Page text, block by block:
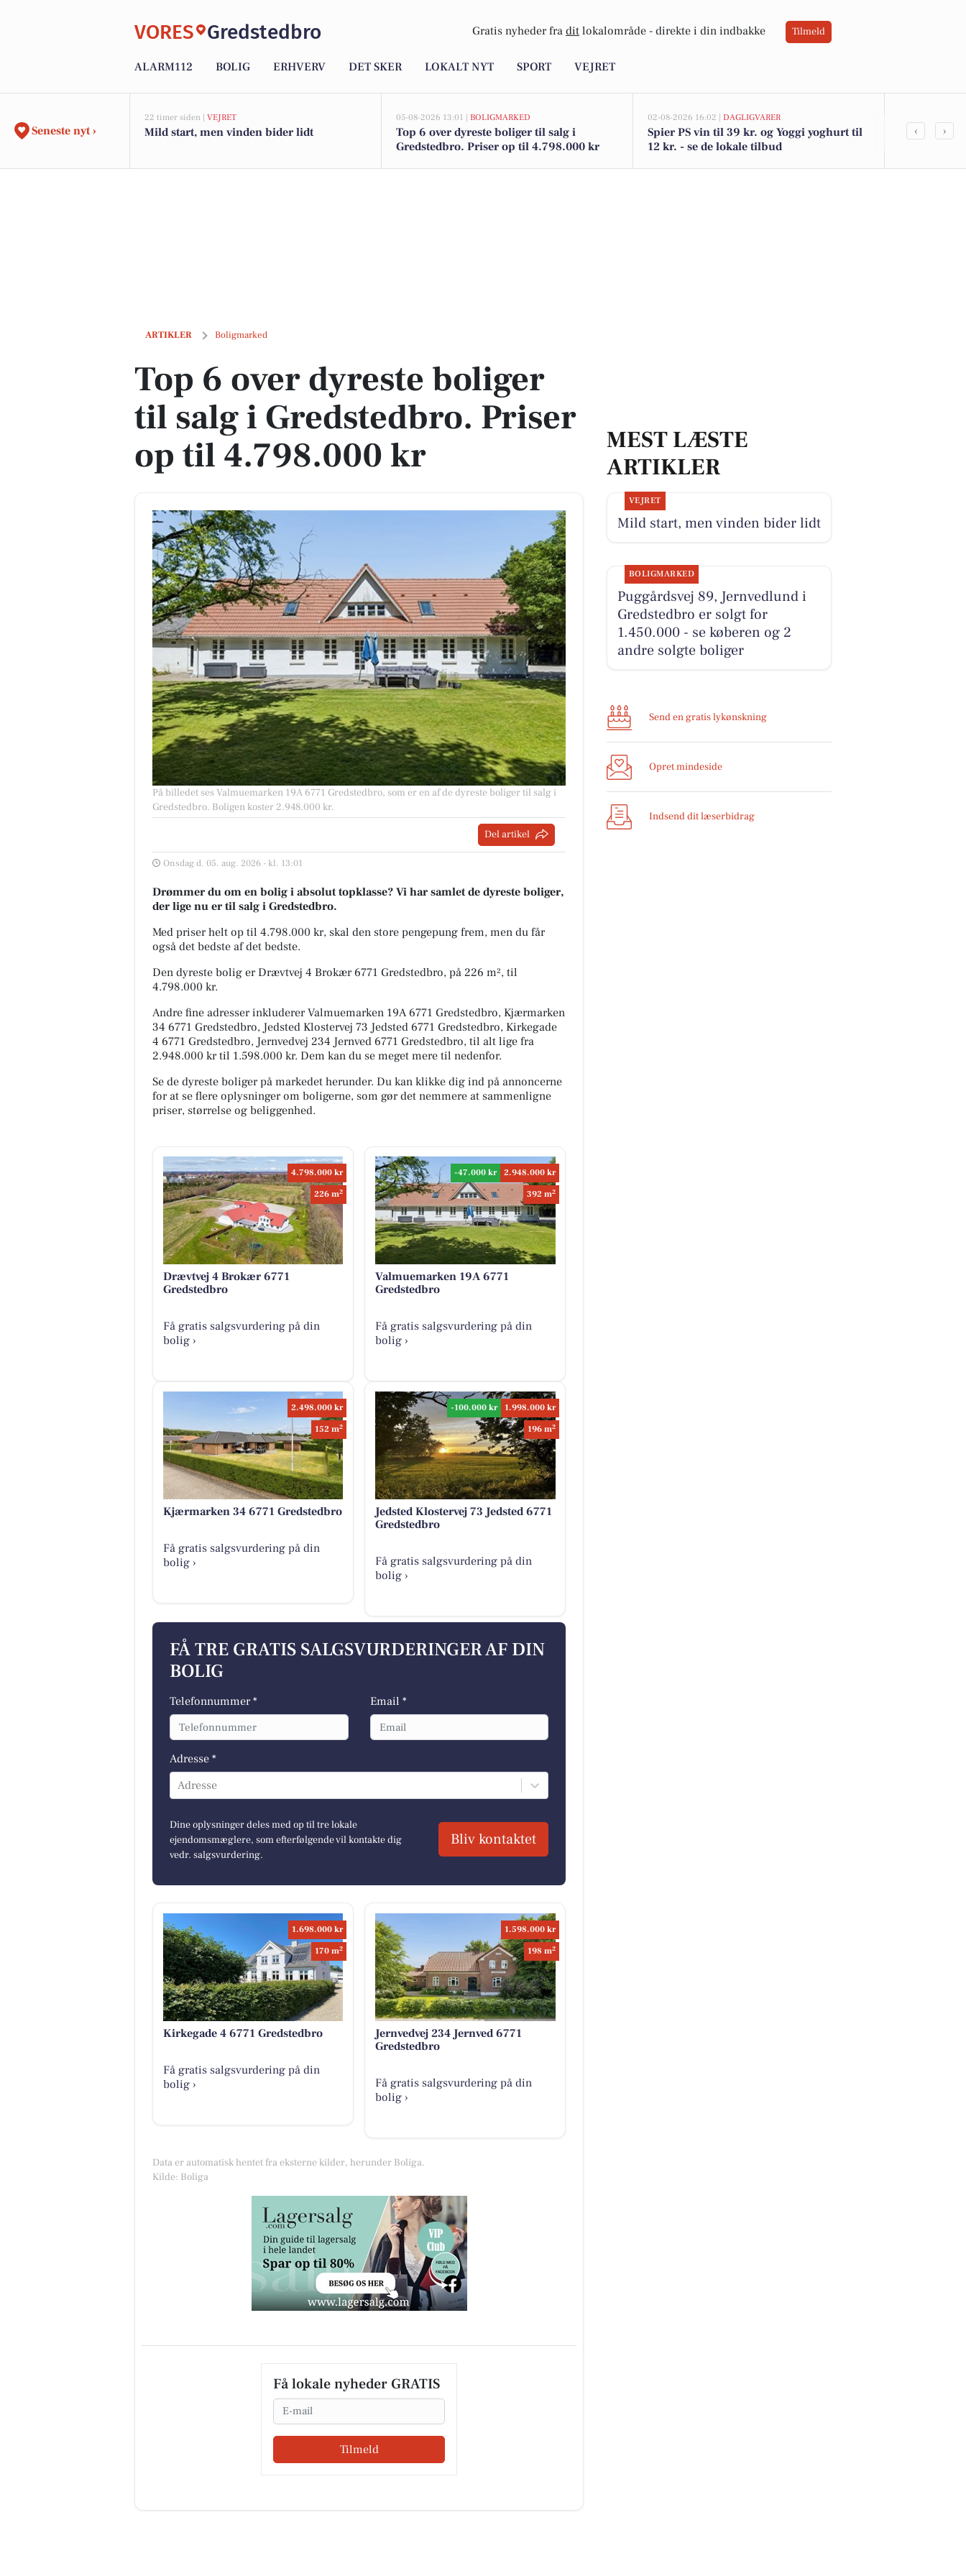
VORES Gredstedbro Gratis nyheder fra dit lokalområde - direkte i din indbakke Tilmeld
ALARM112 BOLIG ERHVERV DET SKER LOKALT NYT SPORT VEJRET
Seneste nyt ›
22 timer siden | VEJRET
Mild start, men vinden bider lidt
05-08-2026 13:01 | BOLIGMARKED
Top 6 over dyreste boliger til salg i
Gredstedbro. Priser op til 4.798.000 kr
02-08-2026 16:02 | DAGLIGVARER
Spier PS vin til 39 kr. og Yoggi yoghurt til
12 kr. - se de lokale tilbud
‹ ›
ARTIKLER Boligmarked
Top 6 over dyreste boliger til salg i Gredstedbro. Priser op til 4.798.000 kr
Top 6 over dyreste boliger
til salg i Gredstedbro. Priser
op til 4.798.000 kr
På billedet ses Valmuemarken 19A 6771 Gredstedbro, som er en af de dyreste boliger til salg i
Gredstedbro. Boligen koster 2.948.000 kr.
Del artikel
Onsdag d. 05. aug. 2026 - kl. 13:01
Drømmer du om en bolig i absolut topklasse? Vi har samlet de dyreste boliger,
der lige nu er til salg i Gredstedbro.
Med priser helt op til 4.798.000 kr, skal den store pengepung frem, men du får
også det bedste af det bedste.
Den dyreste bolig er Drævtvej 4 Brokær 6771 Gredstedbro, på 226 m², til
4.798.000 kr.
Andre fine adresser inkluderer Valmuemarken 19A 6771 Gredstedbro, Kjærmarken
34 6771 Gredstedbro, Jedsted Klostervej 73 Jedsted 6771 Gredstedbro, Kirkegade
4 6771 Gredstedbro, Jernvedvej 234 Jernved 6771 Gredstedbro, til alt lige fra
2.948.000 kr til 1.598.000 kr. Dem kan du se meget mere til nedenfor.
Se de dyreste boliger på markedet herunder. Du kan klikke dig ind på annoncerne
for at se flere oplysninger om boligerne, som gør det nemmere at sammenligne
priser, størrelse og beliggenhed.
4.798.000 kr
226 m2
Drævtvej 4 Brokær 6771
Gredstedbro
Få gratis salgsvurdering på din
bolig ›
-47.000 kr
2.948.000 kr
392 m2
Valmuemarken 19A 6771
Gredstedbro
Få gratis salgsvurdering på din
bolig ›
2.498.000 kr
152 m2
Kjærmarken 34 6771 Gredstedbro
Få gratis salgsvurdering på din
bolig ›
-100.000 kr
1.998.000 kr
196 m2
Jedsted Klostervej 73 Jedsted 6771
Gredstedbro
Få gratis salgsvurdering på din
bolig ›
FÅ TRE GRATIS SALGSVURDERINGER AF DIN
BOLIG
Telefonnummer * Email *
Adresse *
Adresse
Dine oplysninger deles med op til tre lokale
ejendomsmæglere, som efterfølgende vil kontakte dig
vedr. salgsvurdering.
Bliv kontaktet
1.698.000 kr
170 m2
Kirkegade 4 6771 Gredstedbro
Få gratis salgsvurdering på din
bolig ›
1.598.000 kr
198 m2
Jernvedvej 234 Jernved 6771
Gredstedbro
Få gratis salgsvurdering på din
bolig ›
Data er automatisk hentet fra eksterne kilder, herunder Boliga.
Kilde: Boliga
Få lokale nyheder GRATIS
Email
Tilmeld
MEST LÆSTE
ARTIKLER
VEJRET
Mild start, men vinden bider lidt
BOLIGMARKED
Puggårdsvej 89, Jernvedlund i
Gredstedbro er solgt for
1.450.000 - se køberen og 2
andre solgte boliger
Send en gratis lykønskning
Opret mindeside
Indsend dit læserbidrag